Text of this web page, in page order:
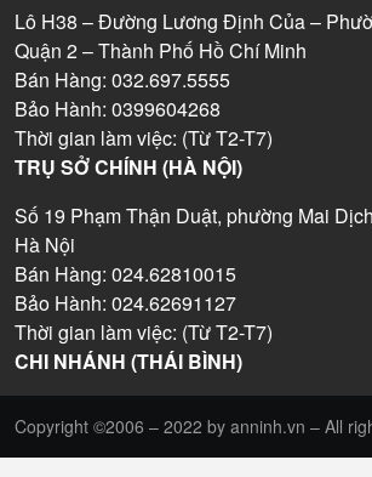
Lô H38 – Đường Lương Định Của –
Quận 2 – Thành Phố Hồ Chí Minh
Bán Hàng: 032.697.5555
Bảo Hành: 0399604268
Thời gian làm việc: (Từ T2-T7)
TRỤ SỞ CHÍNH (HÀ NỘI)
Số 19 Phạm Thận Duật, phường Mai
Hà Nội
Bán Hàng: 024.62810015
Bảo Hành: 024.62691127
Thời gian làm việc: (Từ T2-T7)
CHI NHÁNH (THÁI BÌNH)
Copyright ©2006 – 2022 by anninh.vn – All